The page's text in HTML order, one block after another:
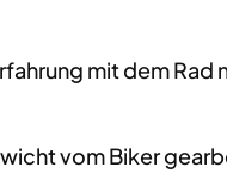
mit dem
vom Biker